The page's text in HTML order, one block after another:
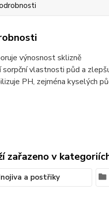
výnosnost sklizně
sorpční vlastnosti půd a
PH, zejména kyselých
zařazeno v
a postřiky